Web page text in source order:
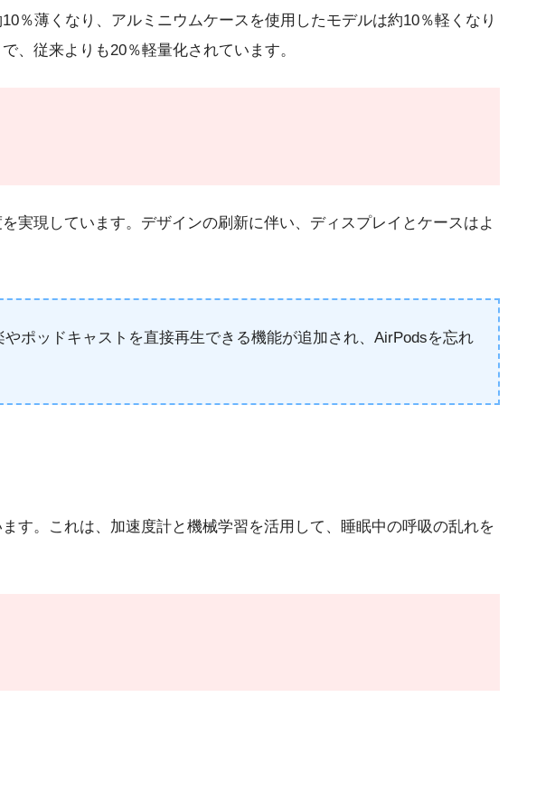
％薄くなり、アルミニウムケースを使用したモデルは約10％軽くなり
、従来よりも20％軽量化されています。
実現しています。デザインの刷新に伴い、ディスプレイとケースはよ
ポッドキャストを直接再生できる機能が追加され、AirPodsを忘れ
す。これは、加速度計と機械学習を活用して、睡眠中の呼吸の乱れを